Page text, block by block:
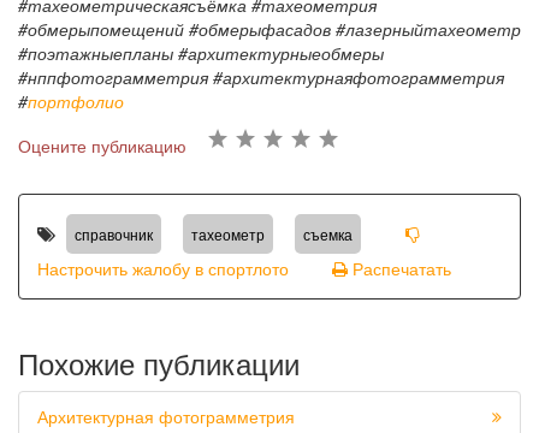
#обмерыпомещений #обмерыфасадов #лазерныйтахеометр
#поэтажныепланы #архитектурныеобмеры
#нппфотограмметрия #архитектурнаяфотограмметрия
#портфолио
Оцените публикацию
справочник тахеометр съемка
Настрочить жалобу в спортлото Распечатать
Похожие публикации
Архитектурная фотограмметрия